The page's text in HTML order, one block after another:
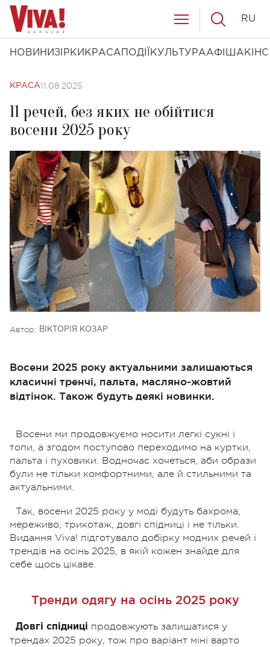
НОВИНИ ЗІРКИ КРАСА ПОДІЇ КУЛЬТУРААФІША КІНО
RU
КРАСА11.08.2025
11 речей, без яких не обійтися
восени 2025 року
Автор: ВІКТОРІЯ КОЗАР
Восени 2025 року актуальними залишаються
класичні тренчі, пальта, масляно-жовтий
відтінок. Також будуть деякі новинки.
Восени ми продовжуємо носити легкі сукні і
топи, а згодом поступово переходимо на куртки,
пальта і пуховики. Водночас хочеться, аби образи
були не тільки комфортними, але й стильними та
актуальними.
Так, восени 2025 року у моді будуть бахрома,
мереживо, трикотаж, довгі спідниці і не тільки.
Видання Viva! підготувало добірку модних речей і
трендів на осінь 2025, в якій кожен знайде для
себе щось цікаве.
Тренди одягу на осінь 2025 року
Довгі спідниці продовжують залишатися у
трендах 2025 року, тож про варіант міні варто